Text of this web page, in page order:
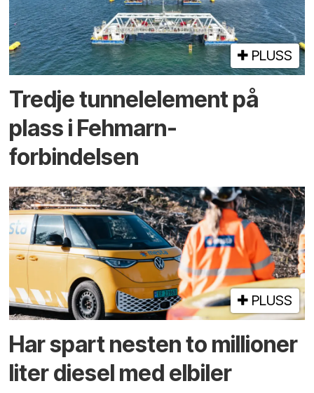
PLUSS
Tredje tunnel­element på
plass i Fehmarn-
forbindelsen
PLUSS
Har spart nesten to millioner
liter diesel med elbiler